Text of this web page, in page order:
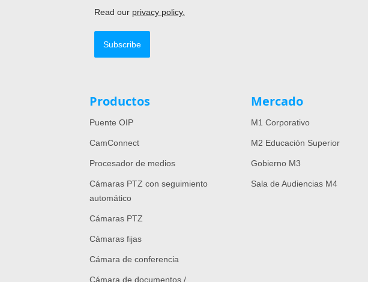
Read our privacy policy.
Subscribe
Productos
Puente OIP
CamConnect
Procesador de medios
Cámaras PTZ con seguimiento
automático
Cámaras PTZ
Cámaras fijas
Cámara de conferencia
Cámara de documentos /
Mercado
M1 Corporativo
M2 Educación Superior
Gobierno M3
Sala de Audiencias M4